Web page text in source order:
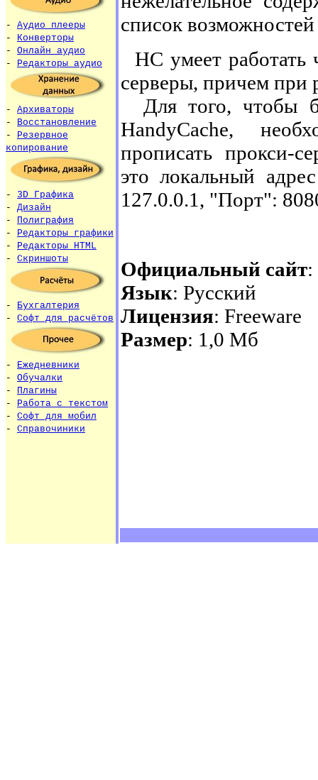
- Аудио плееры
- Конверторы
- Онлайн аудио
- Редакторы аудио
- Архиваторы
- Восстановление
- Резервное
копирование
- 3D Графика
- Дизайн
- Полиграфия
- Редакторы графики
- Редакторы HTML
- Скриншоты
- Бухгалтерия
- Софт для расчётов
- Ежедневники
- Обучалки
- Плагины
- Работа с текстом
- Софт для мобил
- Справочиники
список
HC умеет работать
серверы, причем при
Для того, чтобы
HandyCache,
прописать прокси-
это локальный
127.0.0.1, "Порт":
Официальный сайт:
Язык: Русский
Лицензия: Freeware
Размер: 1,0 Мб